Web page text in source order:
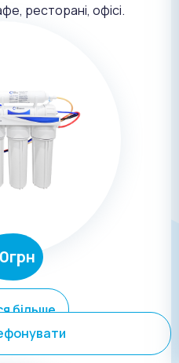
ресторані, офісі.
більше